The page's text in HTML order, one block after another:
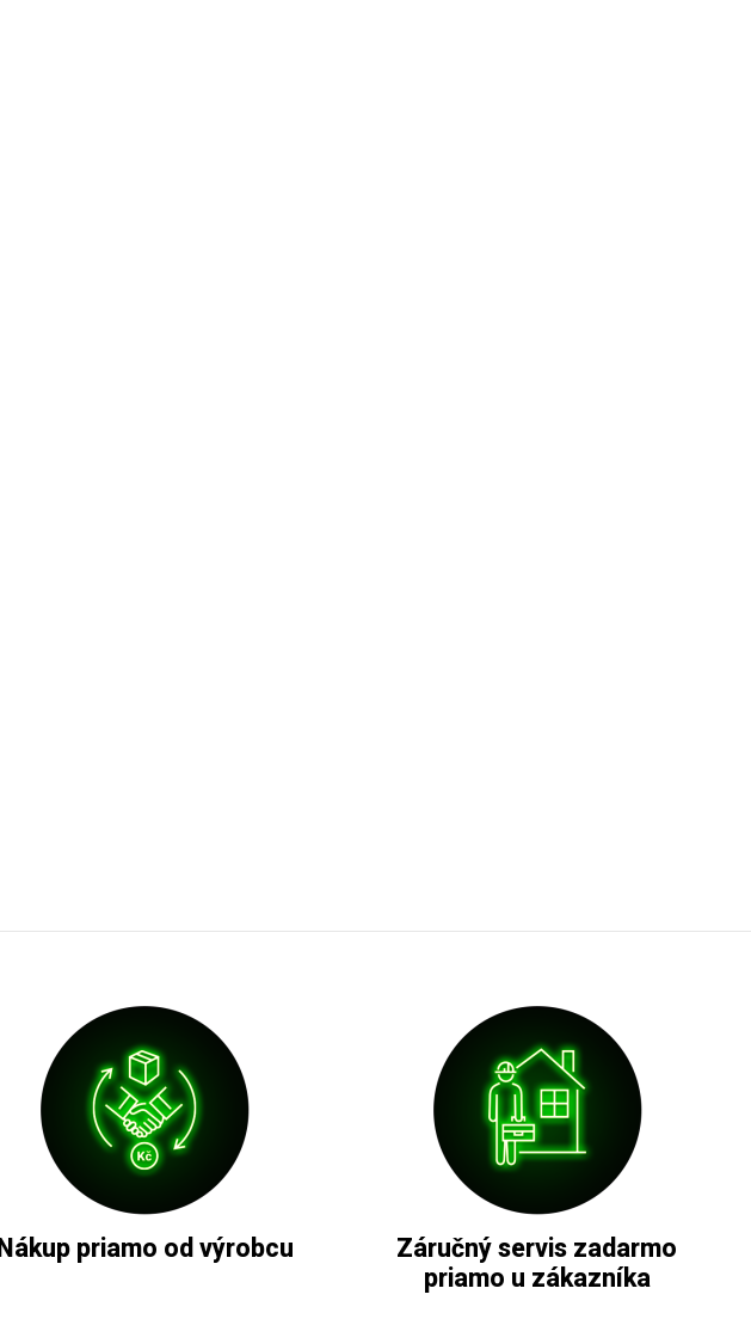
Nákup priamo od výrobcu
Záručný servis zadarmo
priamo u zákazníka